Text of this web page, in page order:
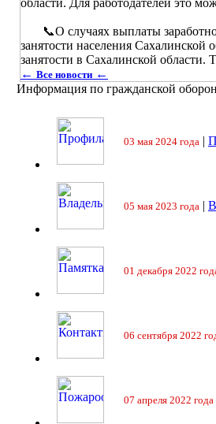
области. Для работодателей это
📞О случаях выплаты
занятости населения
занятости в Сахалинской области.
← Все новости ←
Информация по гражданской
03 мая 2024 года |
05 мая 2023 года |
01 декабря 2022
06 сентября 2022
07 апреля 2022 года